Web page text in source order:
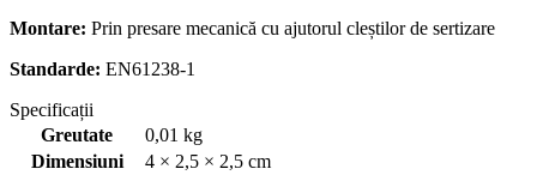
Montare: Prin presare mecanică cu ajutorul cleștilor de sertizare
Standarde: EN61238-1
Specificații
Greutate
0,01 kg
Dimensiuni
4 × 2,5 × 2,5 cm